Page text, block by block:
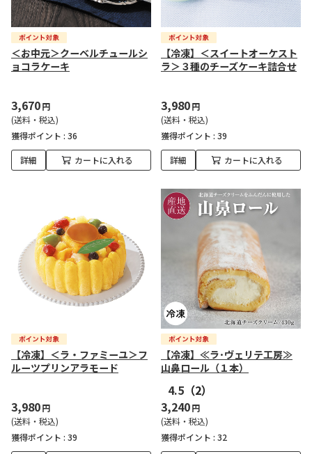
＜お中元＞クーベルチュールシ
ョコラケーキ
3,670円
(送料・税込)
獲得ポイント : 36
詳細 カートに入れる
【冷凍】＜スイートオーケスト
ラ＞３種のチーズケーキ詰合せ
3,980円
(送料・税込)
獲得ポイント : 39
詳細 カートに入れる
【冷凍】＜ラ・ファミーユ＞フ
ルーツプリンアラモード
3,980円
(送料・税込)
獲得ポイント : 39
【冷凍】≪ラ･ヴェリテ工房≫
山鼻ロール（１本）
4.5 （2）
3,240円
(送料・税込)
獲得ポイント : 32